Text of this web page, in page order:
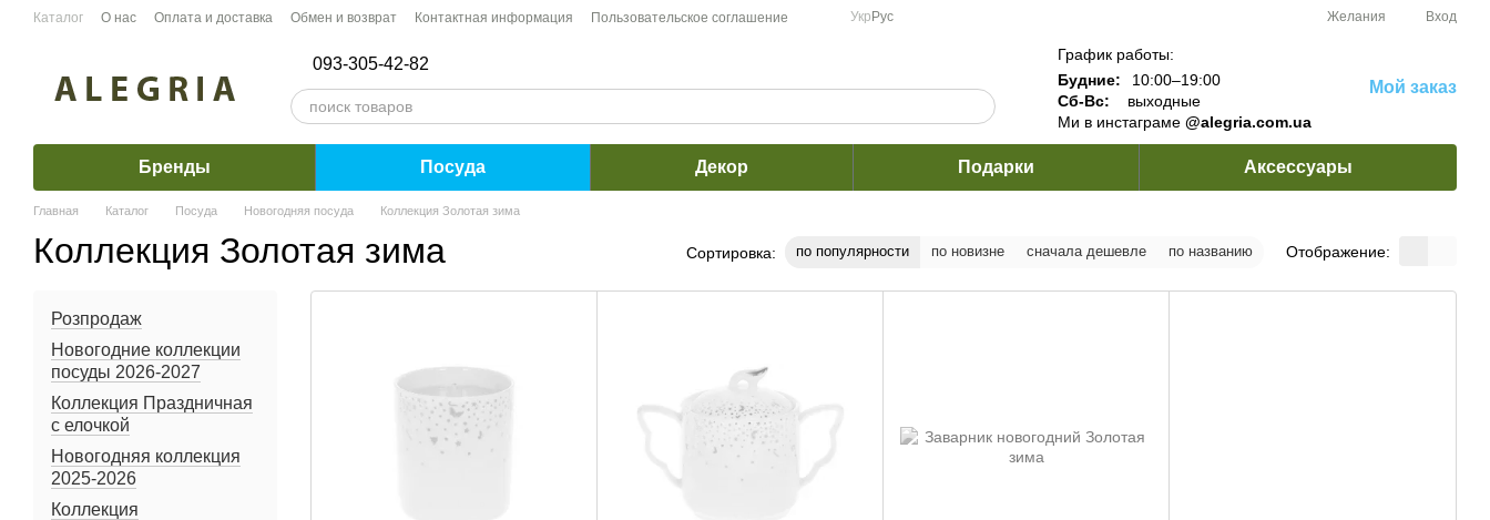
Перейти к основному контенту
Каталог О нас Оплата и доставка Обмен и возврат Контактная информация Пользовательское соглашение Укр Рус Желания Вход
093-305-42-82
График работы:
Будние:
10:00–19:00
Сб-Вс:
выходные
Ми в инстаграме @alegria.com.ua
Мой заказ
Бренды Посуда Декор Подарки Аксессуары
Главная Каталог Посуда Новогодняя посуда Коллекция Золотая зима
Коллекция Золотая зима Сортировка: по популярности по новизне сначала дешевле по названию Отображение:
Розпродаж
Новогодние коллекции
посуды 2026-2027
Коллекция Праздничная
с елочкой
Новогодняя коллекция
2025-2026
Коллекция